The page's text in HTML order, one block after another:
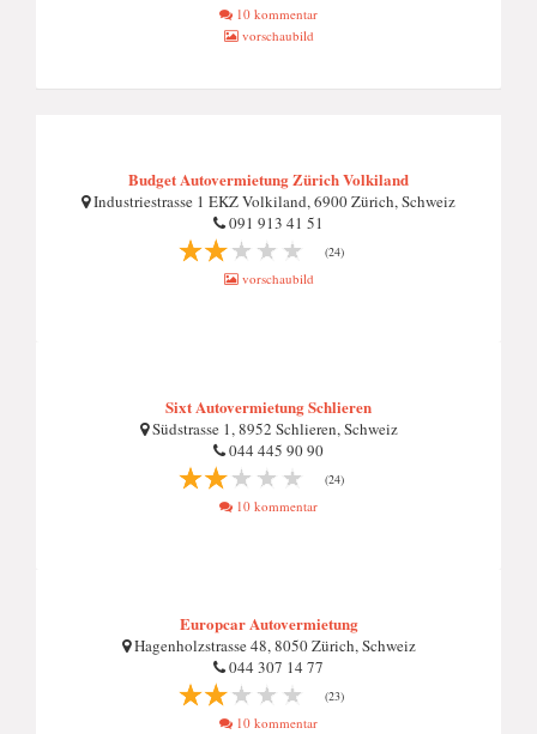
10 kommentar
vorschaubild
Budget Autovermietung Zürich Volkiland
Industriestrasse 1 EKZ Volkiland, 6900 Zürich, Schweiz
091 913 41 51
(24)
vorschaubild
Sixt Autovermietung Schlieren
Südstrasse 1, 8952 Schlieren, Schweiz
044 445 90 90
(24)
10 kommentar
Europcar Autovermietung
Hagenholzstrasse 48, 8050 Zürich, Schweiz
044 307 14 77
(23)
10 kommentar